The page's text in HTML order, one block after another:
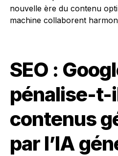
nouvelle ère du contenu
machine collaborent
SEO :
pénalise-t-
contenus
par l’IA